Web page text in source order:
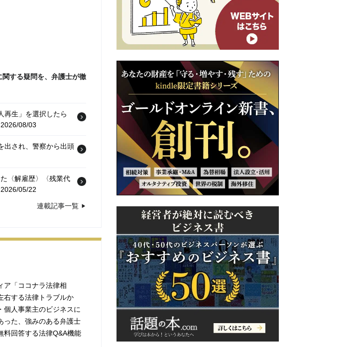
する疑問を、弁護士が徹
再生」を選択したら
08/03
出され、警察から出頭
〈解雇歴〉〈残業代
05/22
事件、否認する加害
れなかったが、女性
連載記事一覧
ア「ココナラ法律相
右する法律トラブルか
個人事業主のビジネスに
った、強みのある弁護士
料回答する法律Q&A機能